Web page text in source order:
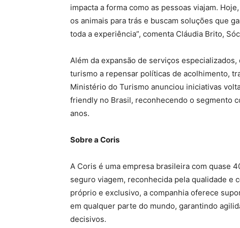
impacta a forma como as pessoas viajam.
os animais para trás e buscam soluções que
toda a experiência”, comenta Cláudia Brito,
Além da expansão de serviços
turismo a repensar políticas de acolhimento,
Ministério do Turismo anunciou iniciativas
friendly no Brasil, reconhecendo o segmento
anos.
Sobre a Coris
A Coris é uma empresa brasileira com quase
seguro viagem, reconhecida pela qualidade e
próprio e exclusivo, a companhia oferece
em qualquer parte do mundo, garantindo
decisivos.